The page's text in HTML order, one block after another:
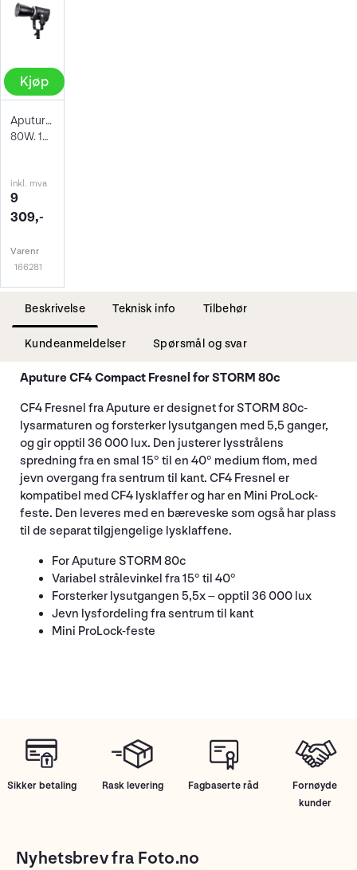
Kjøp
Aputure Storm 80c Full Color LED
80W. 1800-20000K
inkl. mva
9
309,-
Varenr
166281
Beskrivelse Teknisk info Tilbehør
Kundeanmeldelser Spørsmål og svar
Aputure CF4 Compact Fresnel for STORM 80c
CF4 Fresnel fra Aputure er designet for STORM 80c-
lysarmaturen og forsterker lysutgangen med 5,5 ganger,
og gir opptil 36 000 lux. Den justerer lysstrålens
spredning fra en smal 15° til en 40° medium flom, med
jevn overgang fra sentrum til kant. CF4 Fresnel er
kompatibel med CF4 lysklaffer og har en Mini ProLock-
feste. Den leveres med en bæreveske som også har plass
til de separat tilgjengelige lysklaffene.
For Aputure STORM 80c
Variabel strålevinkel fra 15° til 40°
Forsterker lysutgangen 5,5x – opptil 36 000 lux
Jevn lysfordeling fra sentrum til kant
Mini ProLock-feste
Sikker betaling Rask levering Fagbaserte råd
Fornøyde
kunder
Nyhetsbrev fra Foto.no